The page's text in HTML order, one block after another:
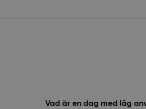
Vad är en dag med låg